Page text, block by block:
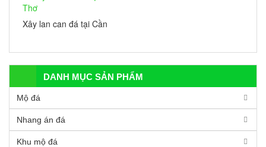
Xây lan can đá tại Cần
DANH MỤC SẢN PHẨM
Mộ đá
Nhang án đá
Khu mộ đá